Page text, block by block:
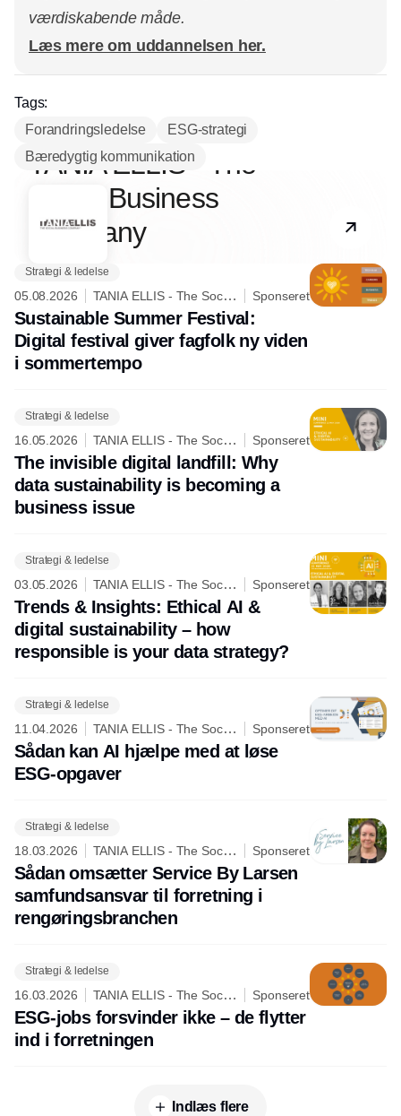
værdiskabende måde.
Læs mere om uddannelsen her.
Tags:
Forandringsledelse
ESG-strategi
Bæredygtig kommunikation
Partner
TANIA ELLIS - The
Social Business
Company
Strategi & ledelse
05.08.2026
TANIA ELLIS - The Social
Business Company
Sponseret
Sustainable Summer Festival:
Digital festival giver fagfolk ny viden
i sommertempo
Strategi & ledelse
16.05.2026
TANIA ELLIS - The Social
Business Company
Sponseret
The invisible digital landfill: Why
data sustainability is becoming a
business issue
Strategi & ledelse
03.05.2026
TANIA ELLIS - The Social
Business Company
Sponseret
Trends & Insights: Ethical AI &
digital sustainability – how
responsible is your data strategy?
Strategi & ledelse
11.04.2026
TANIA ELLIS - The Social
Business Company
Sponseret
Sådan kan AI hjælpe med at løse
ESG-opgaver
Strategi & ledelse
18.03.2026
TANIA ELLIS - The Social
Business Company
Sponseret
Sådan omsætter Service By Larsen
samfundsansvar til forretning i
rengøringsbranchen
Strategi & ledelse
16.03.2026
TANIA ELLIS - The Social
Business Company
Sponseret
ESG-jobs forsvinder ikke – de flytter
ind i forretningen
Indlæs flere